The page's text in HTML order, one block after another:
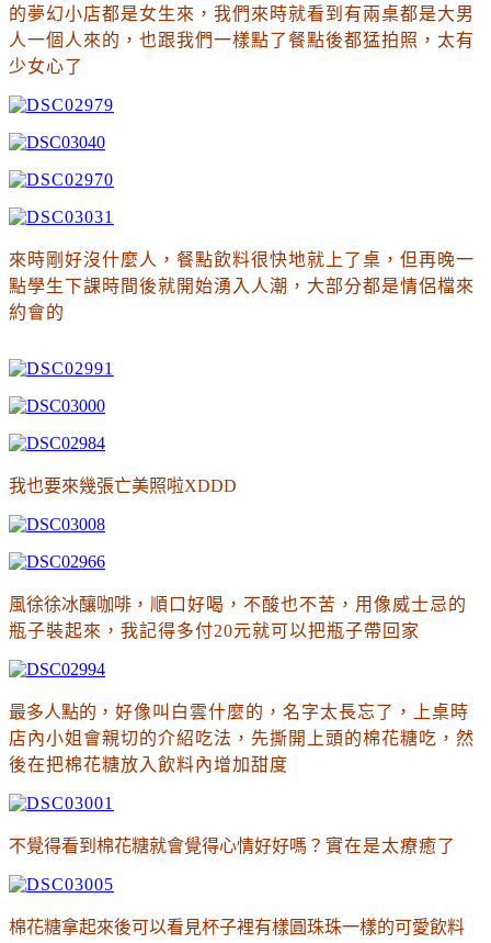
的夢幻小店都是女生來 ，我們來時就看到有兩桌都是大男
人一個人來的 ，也跟我們一樣點了餐點後都猛拍照 ，太有
少女心了
來時剛好沒什麼人 ， 餐點飲料很快地就上了桌 ，但再晚一
點學生下課時間後就開始湧入人潮 ，大部分都是情侶檔來
約會的
我也要來幾張亡美照啦XDDD
風徐徐冰釀咖啡 ，順口好喝 ，不酸也不苦 ，用像威士忌的
瓶子裝起來 ，我記得多付20元就可以把瓶子帶回家
最多人點的 ，好像叫白雲什麼的 ，名字太長忘了 ，上桌時
店內小姐會親切的介紹吃法 ，先撕開上頭的棉花糖吃 ，然
後在把棉花糖放入飲料內增加甜度
不覺得看到棉花糖就會覺得心情好好嗎 ？實在是太療癒了
棉花糖拿起來後可以看見杯子裡有樣圓珠珠一樣的可愛飲料